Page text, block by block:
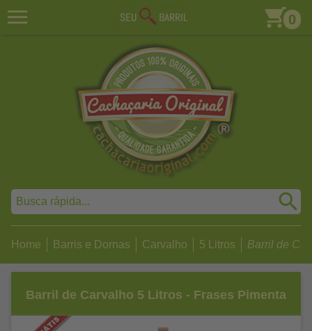
0
Home Barris e Dornas Carvalho 5 Litros Barril de
Barril de Carvalho 5 Litros - Frases Pimenta